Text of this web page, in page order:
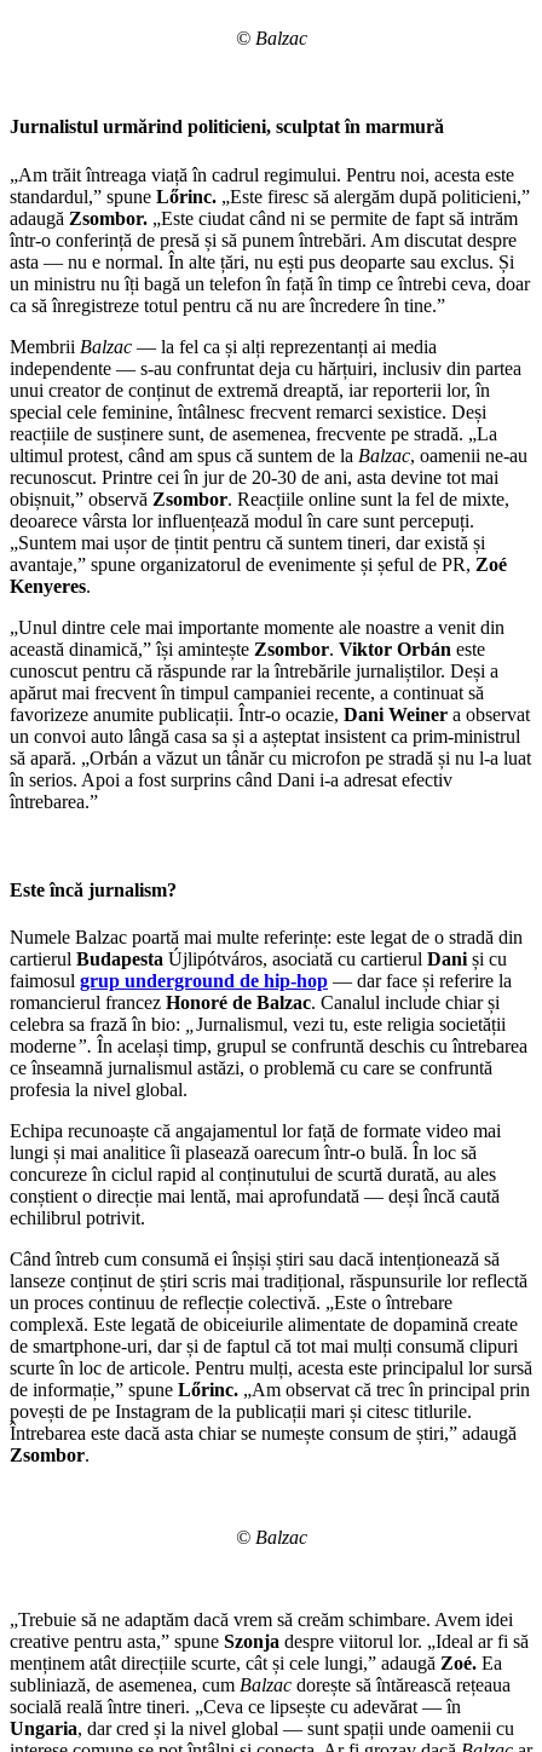
© Balzac
Jurnalistul urmărind politicieni, sculptat în marmură
„Am trăit întreaga viață în cadrul regimului. Pentru noi, acesta este
standardul,” spune Lőrinc. „Este firesc să alergăm după politicieni,”
adaugă Zsombor. „Este ciudat când ni se permite de fapt să intrăm
într-o conferință de presă și să punem întrebări. Am discutat despre
asta — nu e normal. În alte țări, nu ești pus deoparte sau exclus. Și
un ministru nu îți bagă un telefon în față în timp ce întrebi ceva, doar
ca să înregistreze totul pentru că nu are încredere în tine.”
Membrii Balzac — la fel ca și alți reprezentanți ai media
independente — s-au confruntat deja cu hărțuiri, inclusiv din partea
unui creator de conținut de extremă dreaptă, iar reporterii lor, în
special cele feminine, întâlnesc frecvent remarci sexistice. Deși
reacțiile de susținere sunt, de asemenea, frecvente pe stradă. „La
ultimul protest, când am spus că suntem de la Balzac, oamenii ne-au
recunoscut. Printre cei în jur de 20-30 de ani, asta devine tot mai
obișnuit,” observă Zsombor. Reacțiile online sunt la fel de mixte,
deoarece vârsta lor influențează modul în care sunt percepuți.
„Suntem mai ușor de țintit pentru că suntem tineri, dar există și
avantaje,” spune organizatorul de evenimente și șeful de PR, Zoé
Kenyeres.
„Unul dintre cele mai importante momente ale noastre a venit din
această dinamică,” își amintește Zsombor. Viktor Orbán este
cunoscut pentru că răspunde rar la întrebările jurnaliștilor. Deși a
apărut mai frecvent în timpul campaniei recente, a continuat să
favorizeze anumite publicații. Într-o ocazie, Dani Weiner a observat
un convoi auto lângă casa sa și a așteptat insistent ca prim-ministrul
să apară. „Orbán a văzut un tânăr cu microfon pe stradă și nu l-a luat
în serios. Apoi a fost surprins când Dani i-a adresat efectiv
întrebarea.”
Este încă jurnalism?
Numele Balzac poartă mai multe referințe: este legat de o stradă din
cartierul Budapesta Újlipótváros, asociată cu cartierul Dani și cu
faimosul grup underground de hip-hop — dar face și referire la
romancierul francez Honoré de Balzac. Canalul include chiar și
celebra sa frază în bio:
Jurnalismul, vezi tu, este religia societății
moderne”. În același timp, grupul se confruntă deschis cu întrebarea
ce înseamnă jurnalismul astăzi, o problemă cu care se confruntă
profesia la nivel global.
Echipa recunoaște că angajamentul lor față de formate video mai
lungi și mai analitice îi plasează oarecum într-o bulă. În loc să
concureze în ciclul rapid al conținutului de scurtă durată, au ales
conștient o direcție mai lentă, mai aprofundată — deși încă caută
echilibrul potrivit.
Când întreb cum consumă ei înșiși știri sau dacă intenționează să
lanseze conținut de știri scris mai tradițional, răspunsurile lor reflectă
un proces continuu de reflecție colectivă. „Este o întrebare
complexă. Este legată de obiceiurile alimentate de dopamină create
de smartphone-uri, dar și de faptul că tot mai mulți consumă clipuri
scurte în loc de articole. Pentru mulți, acesta este principalul lor sursă
de informație,” spune Lőrinc. „Am observat că trec în principal prin
povești de pe Instagram de la publicații mari și citesc titlurile.
Întrebarea este dacă asta chiar se numește consum de știri,” adaugă
Zsombor.
© Balzac
„Trebuie să ne adaptăm dacă vrem să creăm schimbare. Avem idei
creative pentru asta,” spune Szonja despre viitorul lor. „Ideal ar fi să
menținem atât direcțiile scurte, cât și cele lungi,” adaugă Zoé. Ea
subliniază, de asemenea, cum Balzac dorește să întărească rețeaua
socială reală între tineri. „Ceva ce lipsește cu adevărat — în
Ungaria, dar cred și la nivel global — sunt spații unde oamenii cu